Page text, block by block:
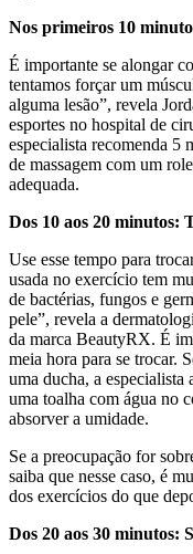
Nos primeiros 10
É importante se alongar
tentamos forçar um
alguma lesão”, revela
esportes no hospital de
especialista recomenda 5
de massagem com um
adequada.
Dos 10 aos 20 minutos:
Use esse tempo para
usada no exercício tem
de bactérias, fungos e
pele”, revela a
da marca BeautyRX. É
meia hora para se trocar.
uma ducha, a especialista
uma toalha com água no
absorver a umidade.
Se a preocupação for
saiba que nesse caso, é
dos exercícios do que
Dos 20 aos 30 minutos: